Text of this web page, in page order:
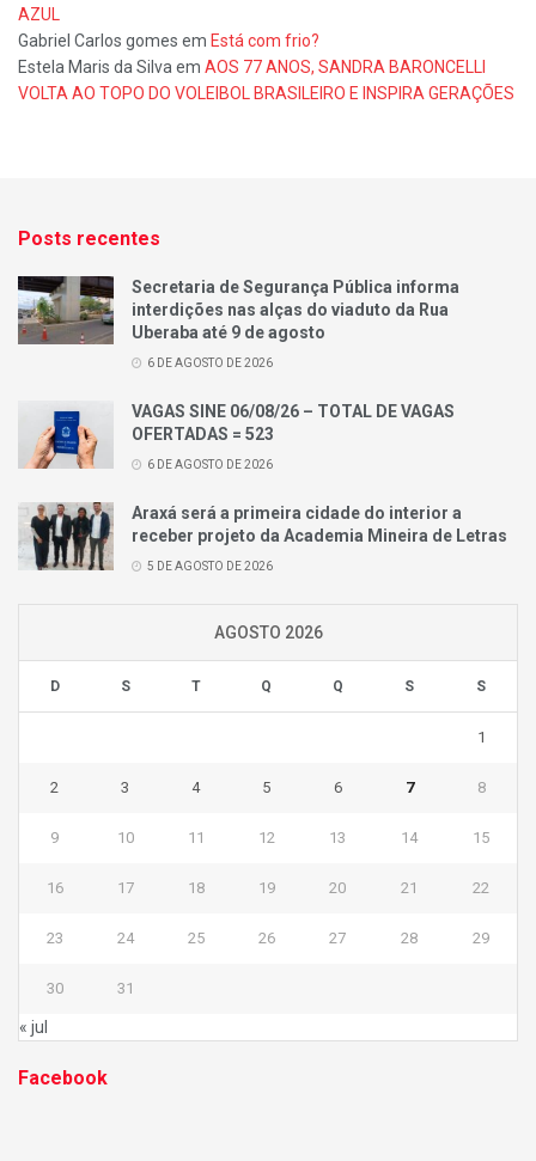
AZUL
Gabriel Carlos gomes em Está com frio?
Estela Maris da Silva em AOS 77 ANOS, SANDRA BARONCELLI
VOLTA AO TOPO DO VOLEIBOL BRASILEIRO E INSPIRA GERAÇÕES
Posts recentes
Secretaria de Segurança Pública informa
interdições nas alças do viaduto da Rua
Uberaba até 9 de agosto
6 DE AGOSTO DE 2026
VAGAS SINE 06/08/26 – TOTAL DE VAGAS
OFERTADAS = 523
6 DE AGOSTO DE 2026
Araxá será a primeira cidade do interior a
receber projeto da Academia Mineira de Letras
5 DE AGOSTO DE 2026
AGOSTO 2026
D S T Q Q S S
1
2 3 4 5 6 7 8
9 10 11 12 13 14 15
16 17 18 19 20 21 22
23 24 25 26 27 28 29
30 31
« jul
Facebook